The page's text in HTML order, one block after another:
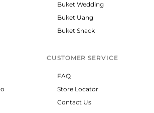
Buket Wedding
Buket Uang
Buket Snack
CUSTOMER SERVICE
FAQ
Store Locator
Contact Us